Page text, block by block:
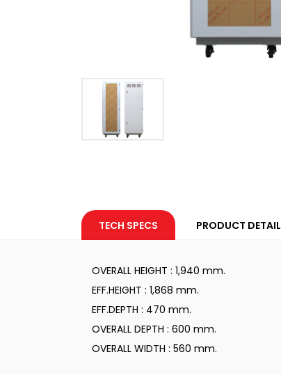
TECH SPECS PRODUCT DETAIL
OVERALL HEIGHT : 1,940 mm.
EFF.HEIGHT : 1,868 mm.
EFF.DEPTH : 470 mm.
OVERALL DEPTH : 600 mm.
OVERALL WIDTH : 560 mm.